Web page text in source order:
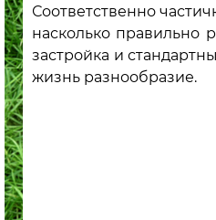
Соответственно
насколько правильно
застройка и
жизнь разнообразие.